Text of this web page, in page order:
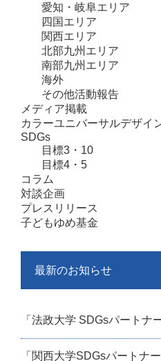
愛知・岐阜エリア
四国エリア
関西エリア
北部九州エリア
南部九州エリア
海外
その他活動報告
メディア掲載
カラーユニバーサルデザイ
SDGs
目標3・10
目標4・5
コラム
対談企画
プレスリリース
子どもゆめ基金
最新のお知らせ
「法政大学 SDGsパートナ
「関西大学SDGsパートナ